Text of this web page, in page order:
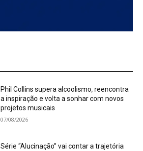
Phil Collins supera alcoolismo, reencontra
a inspiração e volta a sonhar com novos
projetos musicais
07/08/2026
Série “Alucinação” vai contar a trajetória